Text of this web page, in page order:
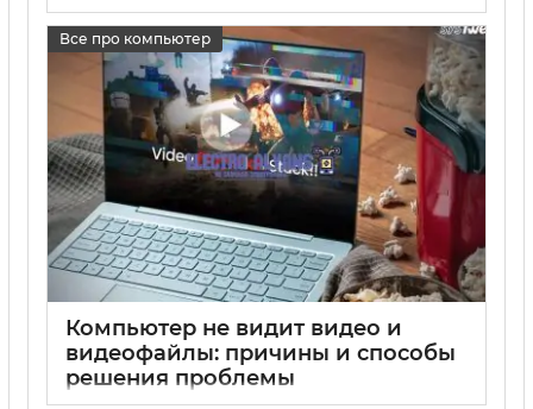
Все про компьютер
Компьютер не видит видео и
видеофайлы: причины и способы
решения проблемы